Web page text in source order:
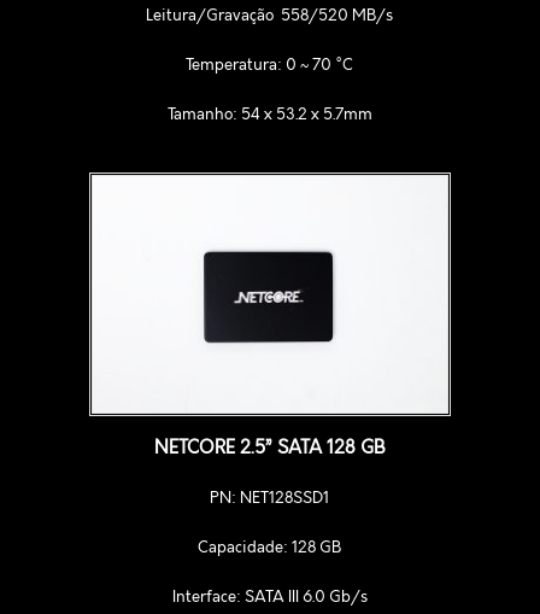
Leitura/Gravação 558/520 MB/s
Temperatura: 0 ~ 70 °C
Tamanho: 54 x 53.2 x 5.7mm
NETCORE 2.5” SATA 128 GB
PN: NET128SSD1
Capacidade: 128 GB
Interface: SATA III 6.0 Gb/s